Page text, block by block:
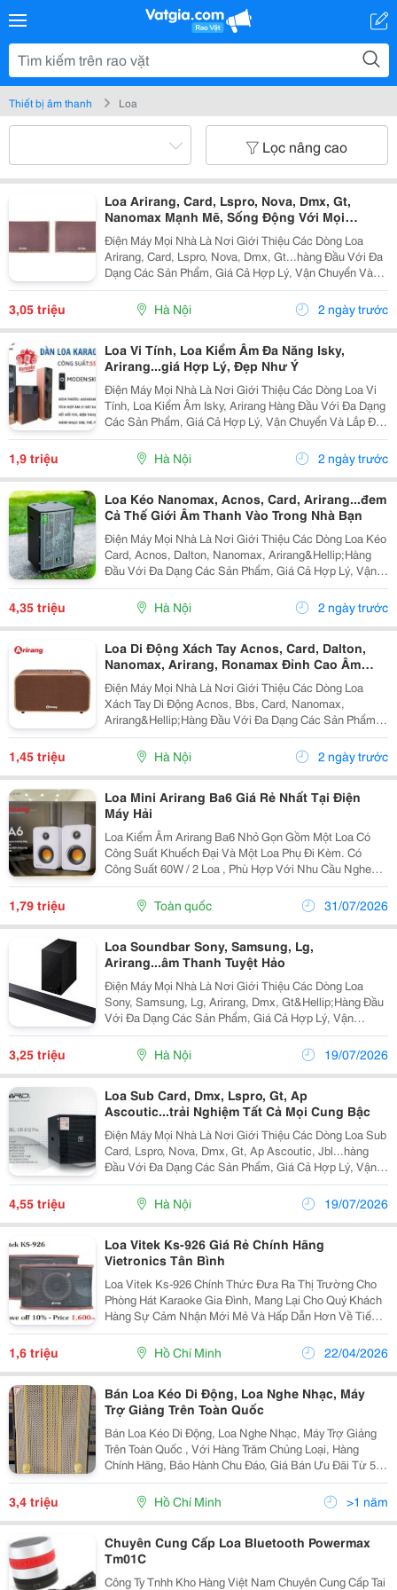
Thiết bị âm thanh Loa
Lọc nâng cao
Loa Arirang, Card, Lspro, Nova, Dmx, Gt,
Nanomax Mạnh Mẽ, Sống Động Với Mọi
Không Gian
Điện Máy Mọi Nhà Là Nơi Giới Thiệu Các Dòng Loa
Arirang, Card, Lspro, Nova, Dmx, Gt...hàng Đầu Với Đa
Dạng Các Sản Phẩm, Giá Cả Hợp Lý, Vận Chuyển Và
Lắp Đặt Nhanh Chóng Mang Đến Cho Khách Hàng Sự
Tiên Lợi Nhất. Loa Arirang Rant Viii Gía:...
3,05 triệu Hà Nội 2 ngày trước
Loa Vi Tính, Loa Kiểm Âm Đa Năng Isky,
Arirang...giá Hợp Lý, Đẹp Như Ý
Điện Máy Mọi Nhà Là Nơi Giới Thiệu Các Dòng Loa Vi
Tính, Loa Kiểm Âm Isky, Arirang Hàng Đầu Với Đa Dạng
Các Sản Phẩm, Giá Cả Hợp Lý, Vận Chuyển Và Lắp Đặt
Nhanh Chóng Mang Đến Cho Khách Hàng Sự Tiên Lợi
1,9 triệu Hà Nội 2 ngày trước
Loa Kéo Nanomax, Acnos, Card, Arirang...đem
Cả Thế Giới Âm Thanh Vào Trong Nhà Bạn
Điện Máy Mọi Nhà Là Nơi Giới Thiệu Các Dòng Loa Kéo
Card, Acnos, Dalton, Nanomax, Arirang&Hellip;Hàng
Đầu Với Đa Dạng Các Sản Phẩm, Giá Cả Hợp Lý, Vận
Chuyển Và Lắp Đặt Nhanh Chóng Mang Đến Cho Khách
Hàng Sự Tiên Lợi Nhất. Loa Kéo Gỗ 4 Tấc...
4,35 triệu Hà Nội 2 ngày trước
Loa Di Động Xách Tay Acnos, Card, Dalton,
Nanomax, Arirang, Ronamax Đỉnh Cao Âm
Thanh
Điện Máy Mọi Nhà Là Nơi Giới Thiệu Các Dòng Loa
Xách Tay Di Động Acnos, Bbs, Card, Nanomax,
Arirang&Hellip;Hàng Đầu Với Đa Dạng Các Sản Phẩm,
Giá Cả Hợp Lý, Vận Chuyển Và Lắp Đặt Nhanh Chóng
Mang Đến Cho Khách Hàng Sự Tiên Lợi Nhất. Loa Di
Động...
1,45 triệu Hà Nội 2 ngày trước
Loa Mini Arirang Ba6 Giá Rẻ Nhất Tại Điện
Máy Hải
Loa Kiểm Âm Arirang Ba6 Nhỏ Gọn Gồm Một Loa Có
Công Suất Khuếch Đại Và Một Loa Phụ Đi Kèm. Có
Công Suất 60W / 2 Loa , Phù Hợp Với Nhu Cầu Nghe
Âm Thanh Trong Phòng , Quán Cà Phê Nhỏ, Tiệm Hớt
Tóc, Massage, Làm Loa Đặt Bàn, Kiểm Tra Bản Thu Cơ
1,79 triệu Toàn quốc 31/07/2026
Loa Soundbar Sony, Samsung, Lg,
Arirang...âm Thanh Tuyệt Hảo
Điện Máy Mọi Nhà Là Nơi Giới Thiệu Các Dòng Loa
Sony, Samsung, Lg, Arirang, Dmx, Gt&Hellip;Hàng Đầu
Với Đa Dạng Các Sản Phẩm, Giá Cả Hợp Lý, Vận
Chuyển Và Lắp Đặt Nhanh Chóng Mang Đến Cho Khách
Hàng Sự Tiên Lợi Nhất. Loa Thanh Samsung Hw-
Q600F/Xv...
3,25 triệu Hà Nội 19/07/2026
Loa Sub Card, Dmx, Lspro, Gt, Ap
Ascoutic...trải Nghiệm Tất Cả Mọi Cung Bậc
Điện Máy Mọi Nhà Là Nơi Giới Thiệu Các Dòng Loa Sub
Card, Lspro, Nova, Dmx, Gt, Ap Ascoutic, Jbl...hàng
Đầu Với Đa Dạng Các Sản Phẩm, Giá Cả Hợp Lý, Vận
Chuyển Và Lắp Đặt Nhanh Chóng Mang Đến Cho Khách
Hàng Sự Tiên Lợi Nhất. Loa Sub Card Cr-S12...
4,55 triệu Hà Nội 19/07/2026
Loa Vitek Ks-926 Giá Rẻ Chính Hãng
Vietronics Tân Bình
Loa Vitek Ks-926 Chính Thức Đưa Ra Thị Trường Cho
Phòng Hát Karaoke Gia Đình, Mang Lại Cho Quý Khách
Hàng Sự Cảm Nhận Mới Mẻ Và Hấp Dẫn Hơn Về Tiếng
Nhạc Và Giọng Hát Trong Sáng. Loa Vitek Ks-926 Tái
Tạo Âm Thanh Rất Chất Lượng, Công Nghệ Mang
1,6 triệu Hồ Chí Minh 22/04/2026
Bán Loa Kéo Di Động, Loa Nghe Nhạc, Máy
Trợ Giảng Trên Toàn Quốc
Bán Loa Kéo Di Động, Loa Nghe Nhạc, Máy Trợ Giảng
Trên Toàn Quốc , Với Hàng Trăm Chủng Loại, Hàng
Chính Hãng, Bảo Hành Chu Đáo, Giá Bán Ưu Đãi Từ 5%
- 30%. ( Giá Đăng Trên Web Là Giá Tượng Trưng, Mọi
Người Muốn Xem Loa Thì Vào Website...
3,4 triệu Hồ Chí Minh >1 năm
Chuyên Cung Cấp Loa Bluetooth Powermax
Tm01C
Công Ty Tnhh Kho Hàng Việt Nam Chuyên Cung Cấp Tai